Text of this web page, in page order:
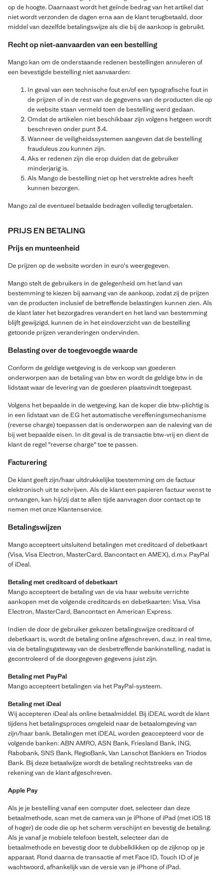
op de hoogte. Daarnaast wordt het geïnde bedrag van het artikel dat
niet wordt verzonden de dagen erna aan de klant terugbetaald, door
middel van dezelfde betalingswijze als die bij de aankoop is gebruikt.
Recht op niet-aanvaarden van een bestelling
Mango kan om de onderstaande redenen bestellingen annuleren of
een bevestigde bestelling niet aanvaarden:
In geval van een technische fout en/of een typografische fout in
de prijzen of in de rest van de gegevens van de producten die op
de website staan vermeld toen de bestelling werd gedaan.
Omdat de artikelen niet beschikbaar zijn volgens hetgeen wordt
beschreven onder punt 3.4.
Wanneer de veiligheidssystemen aangeven dat de bestelling
frauduleus zou kunnen zijn.
Aks er redenen zijn die erop duiden dat de gebruiker
minderjarig is.
Als Mango de bestelling niet op het verstrekte adres heeft
kunnen bezorgen.
Mango zal de eventueel betaalde bedragen volledig terugbetalen.
PRIJS EN BETALING
Prijs en munteenheid
De prijzen op de website worden in euro's weergegeven.
Mango stelt de gebruikers in de gelegenheid om het land van
bestemming te kiezen bij aanvang van de aankoop, zodat zij de prijzen
van de producten inclusief de betreffende belastingen kunnen zien. Als
de klant later het bezorgadres verandert en het land van bestemming
blijft gewijzigd, kunnen de in het eindoverzicht van de bestelling
getoonde prijzen veranderingen ondervinden.
Belasting over de toegevoegde waarde
Conform de geldige wetgeving is de verkoop van goederen
onderworpen aan de betaling van btw en wordt de geldige btw in de
lidstaat waar de levering van de goederen plaatsvindt toegepast.
Volgens het bepaalde in de wetgeving, kan de koper die btw-plichtig is
in een lidstaat van de EG het automatische vereffeningsmechanisme
(reverse charge) toepassen dat is onderworpen aan de naleving van de
bij wet bepaalde eisen. In dit geval is de transactie btw-vrij en dient de
klant de regel "reverse charge" toe te passen.
Facturering
De klant geeft zijn/haar uitdrukkelijke toestemming om de factuur
elektronisch uit te schrijven. Als de klant een papieren factuur wenst te
ontvangen, kan hij/zij dat te allen tijde aanvragen door contact op te
nemen met onze Klantenservice.
Betalingswijzen
Mango accepteert uitsluitend betalingen met creditcard of debetkaart
(Visa, Visa Electron, MasterCard, Bancontact en AMEX), d.m.v. PayPal
of iDeal.
Betaling met creditcard of debetkaart
Mango accepteert de betaling van de via haar website verrichte
aankopen met de volgende creditcards en debetkaarten: Visa, Visa
Electron, MasterCard, Bancontact en American Express.
Indien de door de gebruiker gekozen betalingswijze creditcard of
debetkaart is, wordt de betaling online afgeschreven, d.w.z. in real time,
via de betalingsgateway van de desbetreffende bankinstelling, nadat is
gecontroleerd of de doorgegeven gegevens juist zijn.
Betaling met PayPal
Mango accepteert betalingen via het PayPal-systeem.
Betaling met iDeal
Wij accepteren iDeal als online betaalmiddel. Bij iDEAL wordt de klant
tijdens het betalingsproces omgeleid naar de betaalomgeving van
zijn/haar bank. Betalingen met iDEAL worden geaccepteerd voor de
volgende banken: ABN AMRO, ASN Bank, Friesland Bank, ING,
Rabobank, SNS Bank, RegioBank, Van Lanschot Bankiers en Triodos
Bank. Bij deze betaalwijze wordt de betaling rechtstreeks van de
rekening van de klant afgeschreven.
Apple Pay
Als je je bestelling vanaf een computer doet, selecteer dan deze
betaalmethode, scan met de camera van je iPhone of iPad (met iOS 18
of hoger) de code die op het scherm verschijnt en bevestig de betaling.
Als je vanaf je mobiele telefoon bestelt, selecteer dan de
betaalmethode en bevestig door te dubbelklikken op de zijknop op je
apparaat. Rond daarna de transactie af met Face ID, Touch ID of je
wachtwoord, afhankelijk van de versie van je iPhone of iPad.